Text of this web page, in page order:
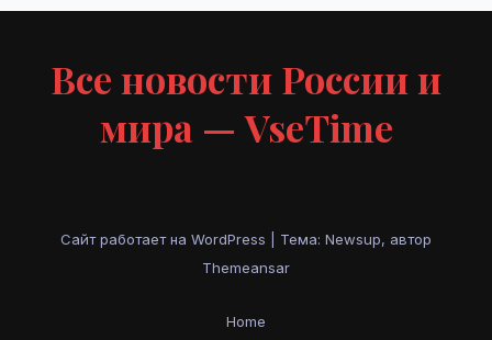
Все новости России и
мира — VseTime
Сайт работает на WordPress
Тема: Newsup, автор
Themeansar
Home